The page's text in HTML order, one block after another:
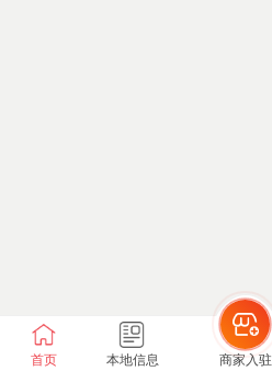
首页 本地信息 商家入驻